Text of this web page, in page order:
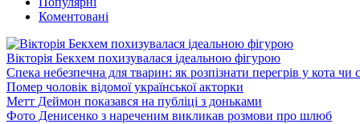
Коментовані
Вікторія Бекхем похизувалася ідеальною фігурою
Спека небезпечна для тварин: як розпізнати перегрів у кота чи
Помер чоловік відомої української акторки
Метт Деймон показався на публіці з доньками
Фото Денисенко з нареченим викликав розмови про шлюб